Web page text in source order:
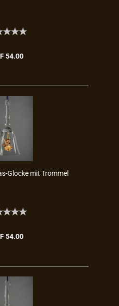
54.00
​​Glo­cke mit Trom­mel
54.00